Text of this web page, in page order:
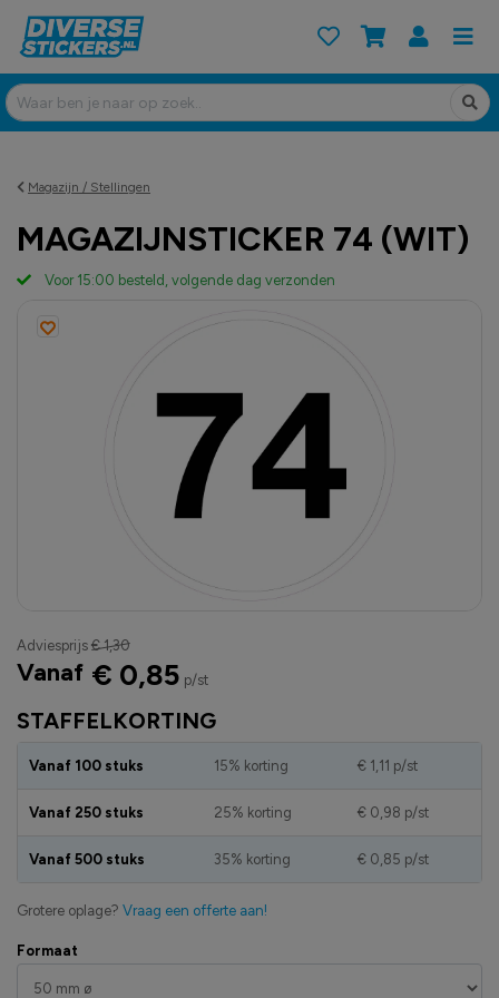
Magazijn / Stellingen
MAGAZIJNSTICKER 74 (WIT)
Formaat
STAFFELKORTING
Vanaf 100 stuks 15% korting € 1,11 p/st
Vanaf 250 stuks 25% korting € 0,98 p/st
Vanaf 500 stuks 35% korting € 0,85 p/st
Grotere oplage? Vraag een offerte aan!
Adviesprijs € 1,30
Vanaf € 0,85 p/st
Voor 15:00 besteld, volgende dag verzonden